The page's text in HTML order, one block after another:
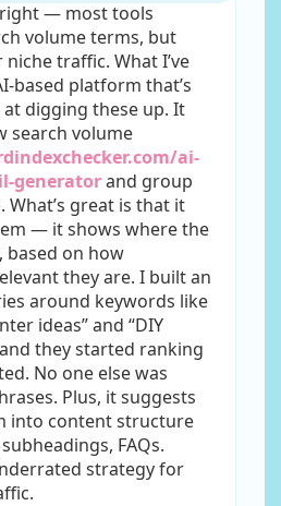
right — most tools
volume terms, but
traffic. What I’ve
based platform that’s
digging these up. It
search volume
ai-
generatorand group
great is that it
— it shows where the
on how
they are. I built an
around keywords like
ideas” and “DIY
they started ranking
No one else was
Plus, it suggests
into content structure
FAQs.
strategy for